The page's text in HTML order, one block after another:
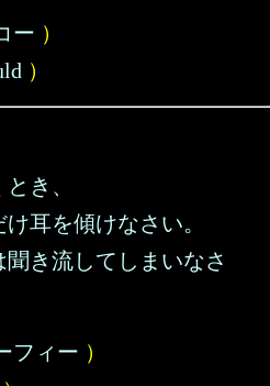
ー ）
）
き、
耳を傾けなさい。
き流してしまいなさ
フィー ）